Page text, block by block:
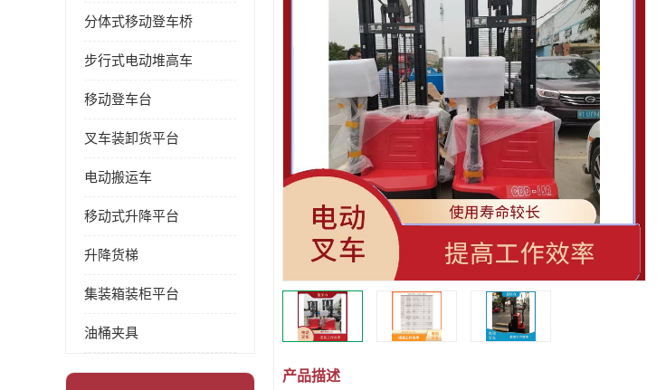
分体式移动登车桥
步行式电动堆高车
移动登车台
叉车装卸货平台
电动搬运车
移动式升降平台
升降货梯
集装箱装柜平台
油桶夹具
产品描述